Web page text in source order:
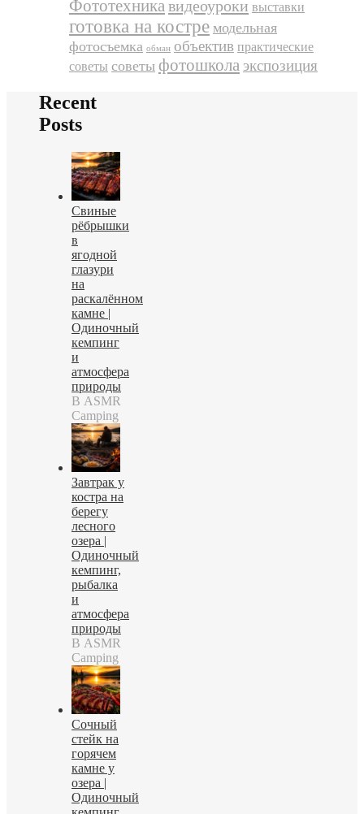
Фототехника видеоуроки выставки
готовка на костре модельная
фотосъемка обман объектив практические
советы советы фотошкола экспозиция
Recent
Posts
Свиные
рёбрышки
в
ягодной
глазури
на
раскалённом
камне |
Одиночный
кемпинг
и
атмосфера
природы
В ASMR
Camping
Завтрак у
костра на
берегу
лесного
озера |
Одиночный
кемпинг,
рыбалка
и
атмосфера
природы
В ASMR
Camping
Сочный
стейк на
горячем
камне у
озера |
Одиночный